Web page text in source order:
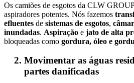
Os camiões de esgotos da CLW
aspiradores potentes. Nós fazemos
efluentes de sistemas de esgotos,
inundadas. Aspiração e jato de alta
bloqueadas como gordura, óleo e
Movimentar as águas
partes danificadas